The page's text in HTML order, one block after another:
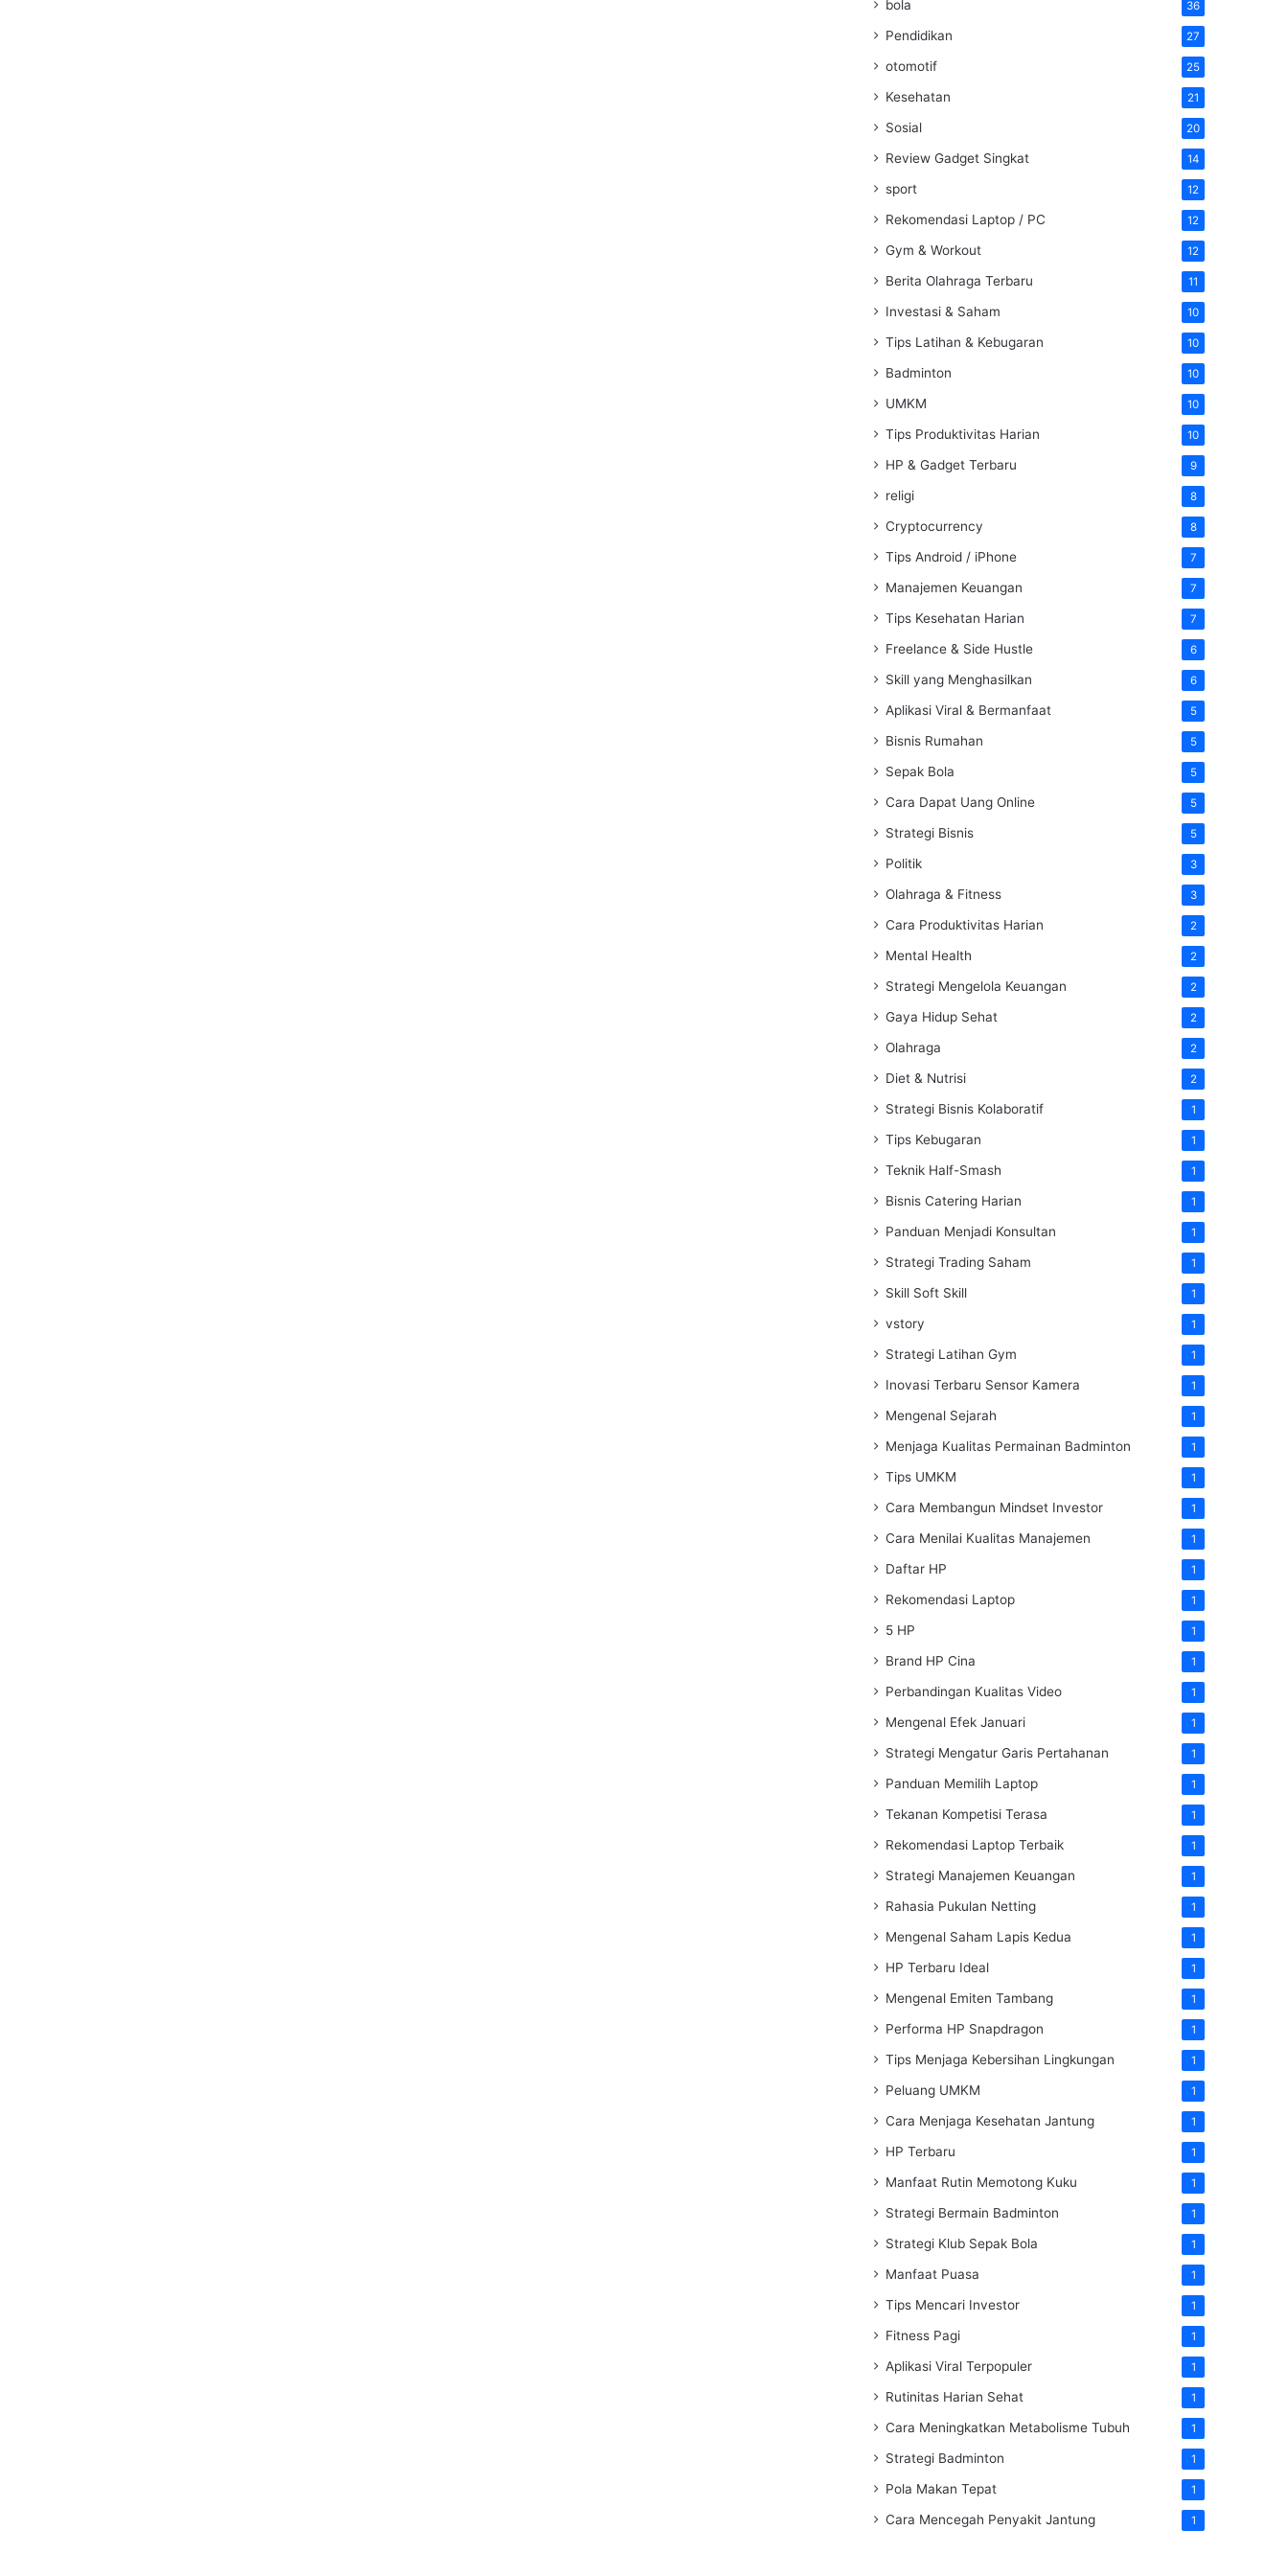
bola 36
Pendidikan 27
otomotif 25
Kesehatan 21
Sosial 20
Review Gadget Singkat 14
sport 12
Rekomendasi Laptop / PC 12
Gym & Workout 12
Berita Olahraga Terbaru 11
Investasi & Saham 10
Tips Latihan & Kebugaran 10
Badminton 10
UMKM 10
Tips Produktivitas Harian 10
HP & Gadget Terbaru 9
religi 8
Cryptocurrency 8
Tips Android / iPhone 7
Manajemen Keuangan 7
Tips Kesehatan Harian 7
Freelance & Side Hustle 6
Skill yang Menghasilkan 6
Aplikasi Viral & Bermanfaat 5
Bisnis Rumahan 5
Sepak Bola 5
Cara Dapat Uang Online 5
Strategi Bisnis 5
Politik 3
Olahraga & Fitness 3
Cara Produktivitas Harian 2
Mental Health 2
Strategi Mengelola Keuangan 2
Gaya Hidup Sehat 2
Olahraga 2
Diet & Nutrisi 2
Strategi Bisnis Kolaboratif 1
Tips Kebugaran 1
Teknik Half-Smash 1
Bisnis Catering Harian 1
Panduan Menjadi Konsultan 1
Strategi Trading Saham 1
Skill Soft Skill 1
vstory 1
Strategi Latihan Gym 1
Inovasi Terbaru Sensor Kamera 1
Mengenal Sejarah 1
Menjaga Kualitas Permainan Badminton 1
Tips UMKM 1
Cara Membangun Mindset Investor 1
Cara Menilai Kualitas Manajemen 1
Daftar HP 1
Rekomendasi Laptop 1
5 HP 1
Brand HP Cina 1
Perbandingan Kualitas Video 1
Mengenal Efek Januari 1
Strategi Mengatur Garis Pertahanan 1
Panduan Memilih Laptop 1
Tekanan Kompetisi Terasa 1
Rekomendasi Laptop Terbaik 1
Strategi Manajemen Keuangan 1
Rahasia Pukulan Netting 1
Mengenal Saham Lapis Kedua 1
HP Terbaru Ideal 1
Mengenal Emiten Tambang 1
Performa HP Snapdragon 1
Tips Menjaga Kebersihan Lingkungan 1
Peluang UMKM 1
Cara Menjaga Kesehatan Jantung 1
HP Terbaru 1
Manfaat Rutin Memotong Kuku 1
Strategi Bermain Badminton 1
Strategi Klub Sepak Bola 1
Manfaat Puasa 1
Tips Mencari Investor 1
Fitness Pagi 1
Aplikasi Viral Terpopuler 1
Rutinitas Harian Sehat 1
Cara Meningkatkan Metabolisme Tubuh 1
Strategi Badminton 1
Pola Makan Tepat 1
Cara Mencegah Penyakit Jantung 1